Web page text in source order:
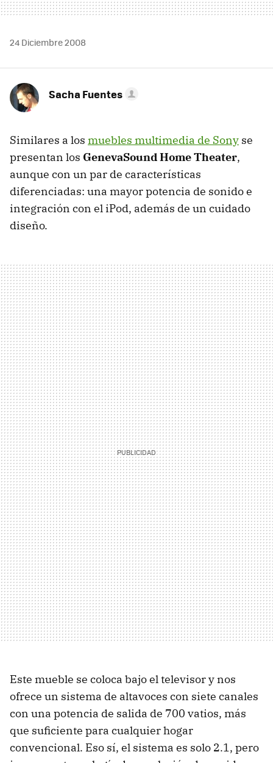
24 Diciembre 2008
Sacha Fuentes
Similares a los muebles multimedia de Sony se
presentan los GenevaSound Home Theater,
aunque con un par de características
diferenciadas: una mayor potencia de sonido e
integración con el iPod, además de un cuidado
diseño.
Este mueble se coloca bajo el televisor y nos
ofrece un sistema de altavoces con siete canales
con una potencia de salida de 700 vatios, más
que suficiente para cualquier hogar
convencional. Eso sí, el sistema es solo 2.1, pero